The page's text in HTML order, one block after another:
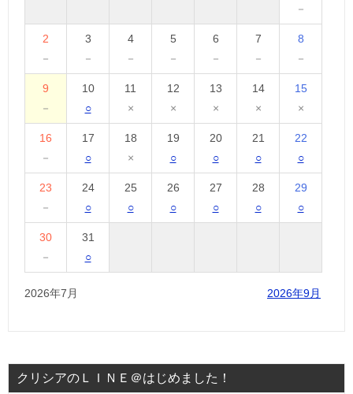
－
2
－
3
－
4
－
5
－
6
－
7
－
8
－
9
－
10
○
11
×
12
×
13
×
14
×
15
×
16
－
17
○
18
×
19
○
20
○
21
○
22
○
23
－
24
○
25
○
26
○
27
○
28
○
29
○
30
－
31
○
2026年7月 2026年9月
クリシアのＬＩＮＥ＠はじめました！